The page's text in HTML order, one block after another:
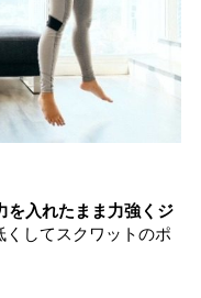
を入れたまま力強くジ
してスクワットのポ